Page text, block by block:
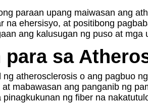
paraan upang maiwasan ang
na ehersisyo, at positibong
ang kalusugan ng puso at mga
para sa
atherosclerosis o ang pagbuo
mabawasan ang panganib ng
ng fiber na